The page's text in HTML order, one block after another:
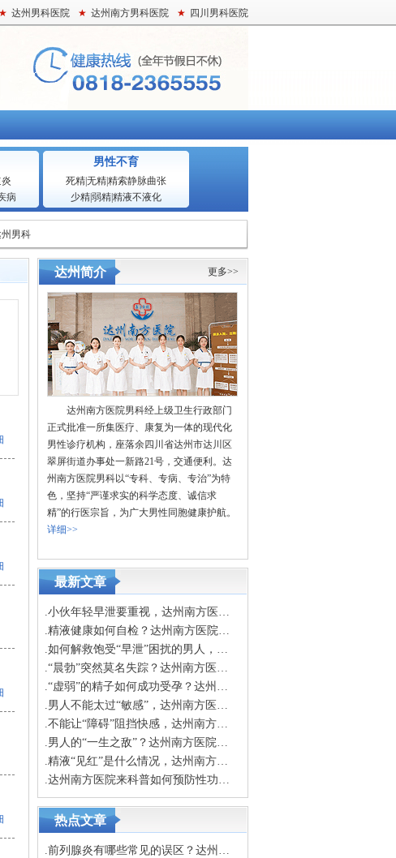
★ 达州男科医院 ★ 达州南方男科医院 ★ 四川男科医院
病
男性不育
死精|无精|精索静脉曲张
少精|弱精|精液不液化
男科
达州简介 更多>>
达州南方医院男科经上级卫生行政部门
正式批准一所集医疗、康复为一体的现代化
男性诊疗机构，座落余四川省达州市达川区
翠屏街道办事处一新路21号，交通便利。达
州南方医院男科以“专科、专病、专治”为特
色，坚持“严谨求实的科学态度、诚信求
精”的行医宗旨，为广大男性同胞健康护航。
详细>>
最新文章
.小伙年轻早泄要重视，达州南方医院提醒这些问题不可忽视
.精液健康如何自检？达州南方医院教你查“颜”阅“色”
.如何解救饱受“早泄”困扰的男人，达州南方医院来教你
.“晨勃”突然莫名失踪？达州南方医院来告诉你原因
.“虚弱”的精子如何成功受孕？达州南方医院来分析
.男人不能太过“敏感”，达州南方医院来告诉你该怎么办
.不能让“障碍”阻挡快感，达州南方医院来为你解答
.男人的“一生之敌”？达州南方医院来告诉你
.精液“见红”是什么情况，达州南方医院来分析
.达州南方医院来科普如何预防性功能早衰
热点文章
.前列腺炎有哪些常见的误区？达州南方男科医院来指出